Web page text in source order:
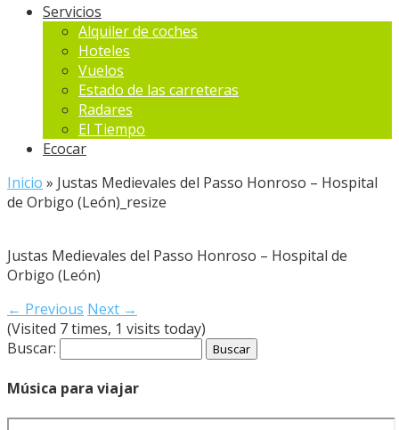
Servicios
Alquiler de coches
Hoteles
Vuelos
Estado de las carreteras
Radares
El Tiempo
Ecocar
Inicio » Justas Medievales del Passo Honroso – Hospital
de Orbigo (León)_resize
Justas Medievales del Passo Honroso – Hospital de
Orbigo (León)
← Previous Next →
(Visited 7 times, 1 visits today)
Buscar:
Música para viajar